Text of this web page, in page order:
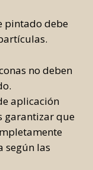
pintado debe
no deben
aplicación
garantizar que
según las